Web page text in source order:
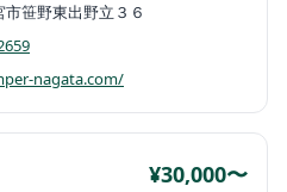
笹野東出野立３６
nagata.com/
¥30,000〜